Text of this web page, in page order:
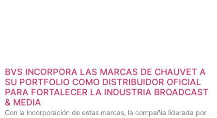
BVS INCORPORA LAS MARCAS DE CHAUVET A
SU PORTFOLIO COMO DISTRIBUIDOR OFICIAL
PARA FORTALECER LA INDUSTRIA BROADCAST
& MEDIA
Con la incorporación de estas marcas, la compañía liderada por